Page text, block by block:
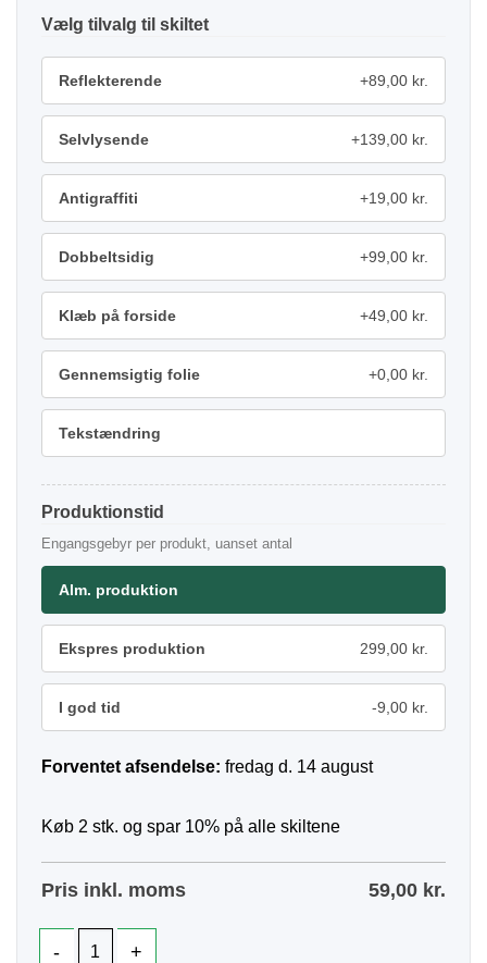
tilvalg
Reflekterende +89,00 kr.
Selvlysende +139,00 kr.
Antigraffiti +19,00 kr.
Dobbeltsidig +99,00 kr.
Klæb på forside +49,00 kr.
Gennemsigtig folie +0,00 kr.
Tekstændring
Produktionstid
Engangsgebyr per produkt, uanset antal
Alm. produktion
Ekspres produktion 299,00 kr.
I god tid -9,00 kr.
Forventet afsendelse: fredag d. 14 august
Køb 2 stk. og spar 10% på alle skiltene
Pris inkl. moms 59,00 kr.